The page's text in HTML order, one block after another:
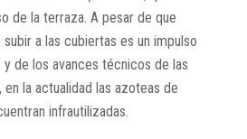
de la terraza. A pesar de que
a las cubiertas es un impulso
de los avances técnicos de las
la actualidad las azoteas de
infrautilizadas.